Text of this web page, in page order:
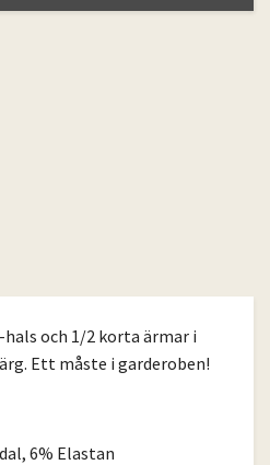
och 1/2 korta ärmar i
Ett måste i garderoben!
6% Elastan